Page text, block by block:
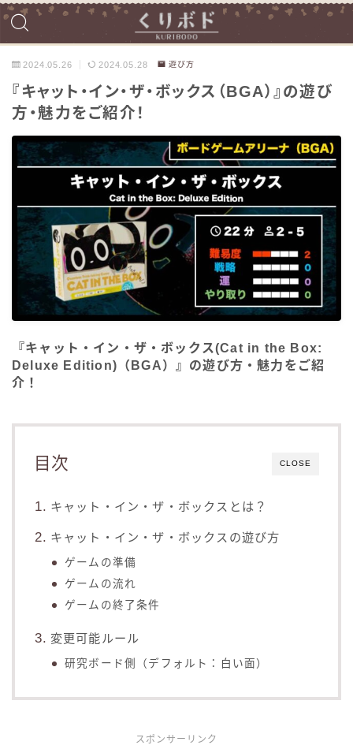
2024.05.26 2024.05.28 遊び方
『キャット・イン・ザ・ボックス（BGA）』の遊び
方・魅力をご紹介！
『キャット・イン・ザ・ボックス(Cat in the Box:
Deluxe Edition)（BGA）』の遊び方・魅力をご紹
介！
CLOSE
目次
キャット・イン・ザ・ボックスとは？
キャット・イン・ザ・ボックスの遊び方
ゲームの準備
ゲームの流れ
ゲームの終了条件
変更可能ルール
研究ボード側（デフォルト：白い面）
スポンサーリンク